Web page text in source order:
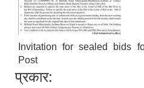
Invitation for sealed bids
Post
प्रकार: